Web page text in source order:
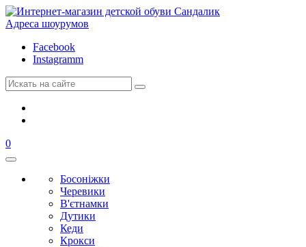
Адреса шоурумов
Facebook
Instagramm
0
Босоніжки
Черевики
В'єтнамки
Дутики
Кеди
Крокси